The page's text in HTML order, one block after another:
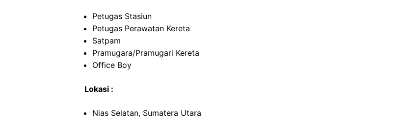
Petugas Stasiun
Petugas Perawatan Kereta
Satpam
Pramugara/Pramugari Kereta
Office Boy
Lokasi :
Nias Selatan, Sumatera Utara